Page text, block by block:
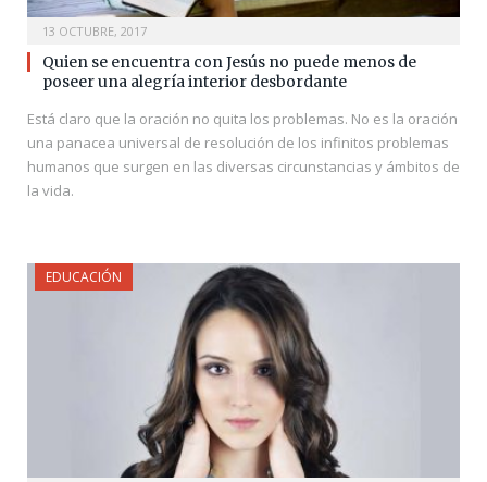
13 OCTUBRE, 2017
Quien se encuentra con Jesús no puede menos de
poseer una alegría interior desbordante
Está claro que la oración no quita los problemas. No es la oración
una panacea universal de resolución de los infinitos problemas
humanos que surgen en las diversas circunstancias y ámbitos de
la vida.
EDUCACIÓN